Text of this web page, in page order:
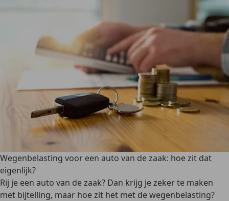
Wegenbelasting voor een auto van de zaak: hoe zit dat
eigenlijk?
Rij je een auto van de zaak? Dan krijg je zeker te maken
met bijtelling, maar hoe zit het met de wegenbelasting?